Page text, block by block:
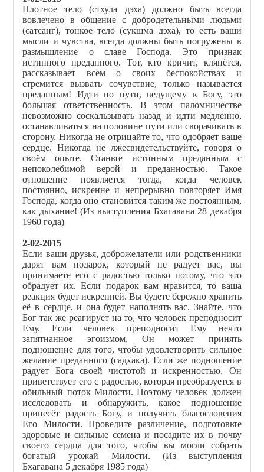
Плотное тело (стхула дэха) должно быть всегда
вовлечено в общение с добродетельными людьми
(сатсанг), тонкое тело (сукшма дэха), то есть ваши
мысли и чувства, всегда должны быть погружены в
размышление о славе Господа. Это признак
истинного преданного. Тот, кто кричит, клянётся,
рассказывает всем о своих беспокойствах и
стремится вызвать сочувствие, только называется
преданным! Идти по пути, ведущему к Богу, это
большая ответственность. В этом паломничестве
невозможно соскальзывать назад и идти медленно,
останавливаться на половине пути или сворачивать в
сторону. Никогда не отрицайте то, что одобряет ваше
сердце. Никогда не лжесвидетельствуйте, говоря о
своём опыте. Станьте истинным преданным с
непоколебимой верой и преданностью. Такое
отношение появляется тогда, когда человек
постоянно, искренне и непрерывно повторяет Имя
Господа, когда оно становится таким же постоянным,
как дыхание! (Из выступления Бхагавана 28 декабря
1960 года)
2-02-2015
Если ваши друзья, доброжелатели или родственники
дарят вам подарок, который не радует вас, вы
принимаете его с радостью только потому, что это
обрадует их. Если подарок вам нравится, то ваша
реакция будет искренней. Вы будете бережно хранить
её в сердце, и она будет наполнять вас. Знайте, что
Бог так же реагирует на то, что человек преподносит
Ему. Если человек преподносит Ему нечто
запятнанное эгоизмом, Он может принять
подношение для того, чтобы удовлетворить сильное
желание преданного (садхака). Если же подношение
радует Бога своей чистотой и искренностью, Он
приветствует его с радостью, которая преобразуется в
обильный поток Милости. Поэтому человек должен
исследовать и обнаружить, какое подношение
принесёт радость Богу, и получить благословения
Его Милости. Проведите различение, подготовьте
здоровые и сильные семена и посадите их в почву
своего сердца для того, чтобы вы могли собрать
богатый урожай Милости. (Из выступления
Бхагавана 5 декабря 1985 года)